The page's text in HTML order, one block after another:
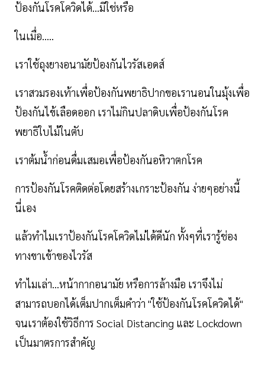
ป้องกันโรคโควิดได้...มิใช่หรือ
ในเมื่อ.....
เราใช้ถุงยางอนามัยป้องกันไวรัสเอดส์
เราสวมรองเท้าเพื่อป้องกันพยาธิปากขอเรานอนในมุ้งเพื่อ
ป้องกันไข้เลือดออก เราไม่กินปลาดิบเพื่อป้องกันโรค
พยาธิใบไม้ในตับ
เราต้มน้ำก่อนดื่มเสมอเพื่อป้องกันอหิวาตกโรค
การป้องกันโรคติดต่อโดยสร้างเกราะป้องกัน ง่ายๆอย่างนี้
นี่เอง
แล้วทำไมเราป้องกันโรคโควิดไม่ได้ดีนัก ทั้งๆที่เรารู้ช่อง
ทางขาเข้าของไวรัส
ทำไมเล่า...หน้ากากอนามัย หรือการล้างมือ เราจึงไม่
สามารถบอกได้เต็มปากเต็มคำว่า "ใช้ป้องกันโรคโควิดได้"
จนเราต้องใช้วิธีการ Social Distancing และ Lockdown
เป็นมาตรการสำคัญ